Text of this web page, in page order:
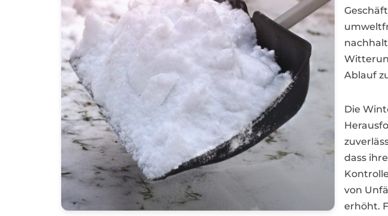
Ablauf
Die
dass
von
erhöht.